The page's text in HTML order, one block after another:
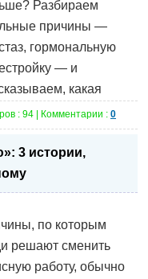
Разбираем
причины —
гормональную
— и
какая
: 94 | Комментарии : 0
3 истории,
по которым
решают сменить
работу, обычно